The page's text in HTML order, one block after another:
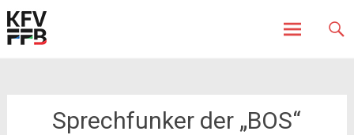
Sprechfunker der „BOS“